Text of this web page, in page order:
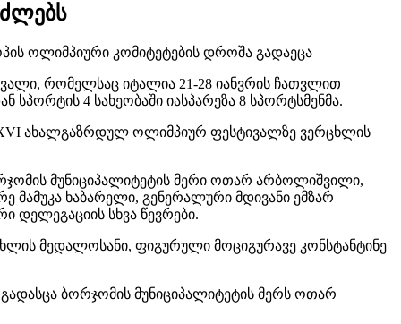
ოლიმპიური კომიტეტების დროშა გადაეცა
რომელსაც იტალია 21-28 იანვრის ჩათვლით
4 სახეობაში იასპარეზა 8 სპორტსმენმა.
XVI ახალგაზრდულ ოლიმპიურ ფესტივალზე ვერცხლის
მუნიციპალიტეტის მერი ოთარ არბოლიშვილი,
მამუკა ხაბარელი, გენერალური მდივანი ემზარ
დელეგაციის სხვა წევრები.
მედალოსანი, ფიგურული მოციგურავე კონსტანტინე
ბორჯომის მუნიციპალიტეტის მერს ოთარ